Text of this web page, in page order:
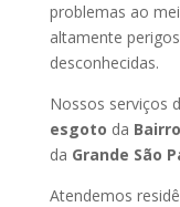
problemas ao
altamente
desconhecidas.
Nossos serviços
esgoto da Bairro
da Grande São
Atendemos